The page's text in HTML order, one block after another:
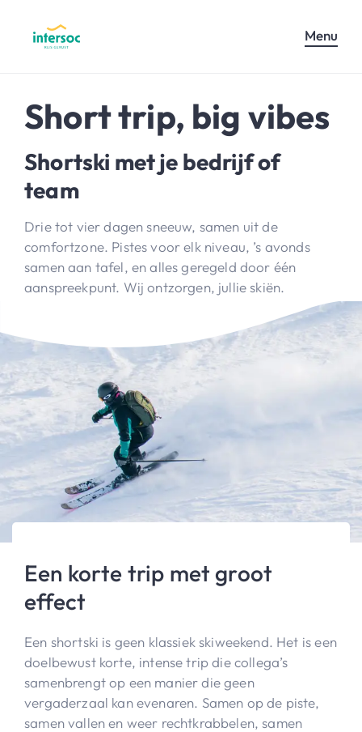
Menu
Short trip, big vibes
Shortski met je bedrijf of
team
Drie tot vier dagen sneeuw, samen uit de
comfortzone. Pistes voor elk niveau, ’s avonds
samen aan tafel, en alles geregeld door één
aanspreekpunt. Wij ontzorgen, jullie skiën.
Een korte trip met groot
effect
Een shortski is geen klassiek skiweekend. Het is een
doelbewust korte, intense trip die collega’s
samenbrengt op een manier die geen
vergaderzaal kan evenaren. Samen op de piste,
samen vallen en weer rechtkrabbelen, samen